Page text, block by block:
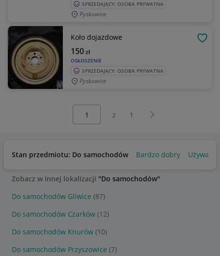
SPRZEDAJĄCY: OSOBA PRYWATNA
Pyskowice
Koło dojazdowe
OGŁOSZENIE
150zł
SPRZEDAJĄCY: OSOBA PRYWATNA
Pyskowice
z 1 Następna strona
Stan przedmiotu: Do samochodów Bardzo dobry Używany
Zobacz w innej lokalizacji "Do samochodów"
Do samochodów Gliwice (87)
Do samochodów Czarków (12)
Do samochodów Knurów (10)
Do samochodów Przyszowice (7)